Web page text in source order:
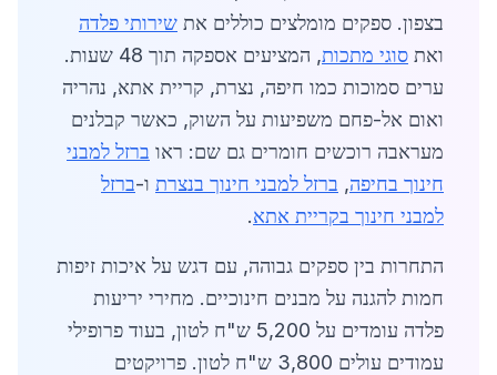
בצפון. ספקים מומלצים כוללים את שירותי פלדה
ואת סוגי מתכות
, המציעים אספקה תוך 48 שעות.
ערים סמוכות כמו חיפה, נצרת, קריית אתא, נהריה
ואום אל-פחם משפיעות על השוק, כאשר קבלנים
מעראבה רוכשים חומרים גם שם: ראו ברזל למבני
חינוך בחיפה, ברזל למבני חינוך בנצרת ו-ברזל
למבני חינוך בקריית אתא.
התחרות בין ספקים גבוהה, עם דגש על איכות זיפות
חמות להגנה על מבנים חינוכיים. מחירי יריעות
פלדה עומדים על 5,200 ש"ח לטון, בעוד פרופילי
עמודים עולים 3,800 ש"ח לטון. פרויקטים